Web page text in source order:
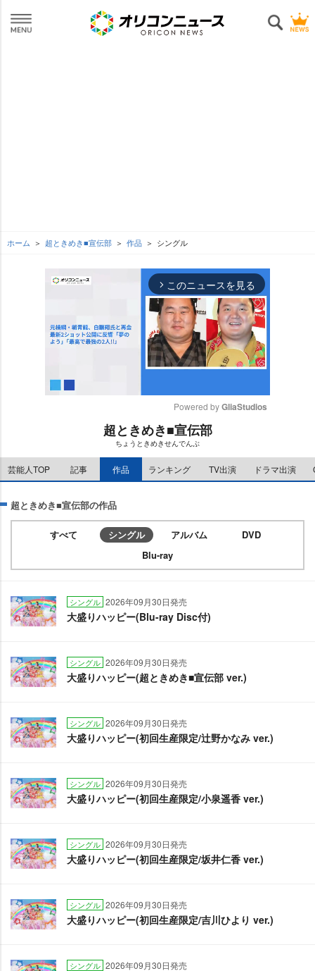
ホーム 超ときめき■宣伝部 作品 シングル
arrow_forward_ios このニュースを見る
e
Powered by GliaStudios
超ときめき■宣伝部
ちょうときめきせんでんぶ
芸能人TOP 記事 作品 ランキング TV出演 ドラマ出演
超ときめき■宣伝部の作品
すべて シングル アルバム
DVD
Blu-ray
シングル 2026年09月30日発売
大盛りハッピー(Blu-ray Disc付)
シングル 2026年09月30日発売
大盛りハッピー(超ときめき■宣伝部 ver.)
シングル 2026年09月30日発売
大盛りハッピー(初回生産限定/辻野かなみ ver.)
シングル 2026年09月30日発売
大盛りハッピー(初回生産限定/小泉遥香 ver.)
シングル 2026年09月30日発売
大盛りハッピー(初回生産限定/坂井仁香 ver.)
シングル 2026年09月30日発売
大盛りハッピー(初回生産限定/吉川ひより ver.)
シングル 2026年09月30日発売